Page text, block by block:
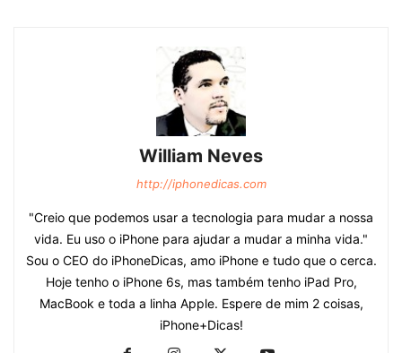
William Neves
http://iphonedicas.com
"Creio que podemos usar a tecnologia para mudar a nossa
vida. Eu uso o iPhone para ajudar a mudar a minha vida."
Sou o CEO do iPhoneDicas, amo iPhone e tudo que o cerca.
Hoje tenho o iPhone 6s, mas também tenho iPad Pro,
MacBook e toda a linha Apple. Espere de mim 2 coisas,
iPhone+Dicas!